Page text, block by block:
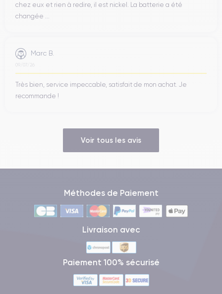
chez eux et rien à redire, il est nickel. La batterie a été
changée ...
Marc B.
09/07/26
Très bien, service impeccable, satisfait de mon achat. Je
recommande !
Voir tous les avis
Méthodes de Paiement
Livraison avec
Paiement 100% sécurisé